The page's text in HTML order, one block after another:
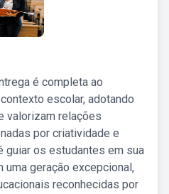
é completa ao
escolar, adotando
valorizam relações
por criatividade e
guiar os estudantes em sua
uma geração excepcional,
reconhecidas por